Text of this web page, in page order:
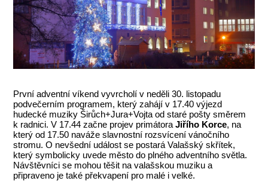
První adventní víkend vyvrcholí v neděli 30. listopadu
podvečerním programem, který zahájí v 17.40 výjezd
hudecké muziky Širůch+Jura+Vojta od staré pošty směrem
k radnici. V 17.44 začne projev primátoraJiřího Korce, na
který od 17.50 naváže slavnostní rozsvícení vánočního
stromu. O nevšední událost se postará Valašský skřítek,
který symbolicky uvede město do plného adventního světla.
Návštěvníci se mohou těšit na valašskou muziku a
připraveno je také překvapení pro malé i velké.